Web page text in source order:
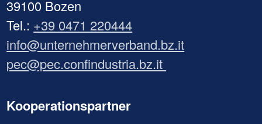
39100 Bozen
Tel.: +39 0471 220444
info@unternehmerverband.bz.it
pec@pec.confindustria.bz.it
Kooperationspartner